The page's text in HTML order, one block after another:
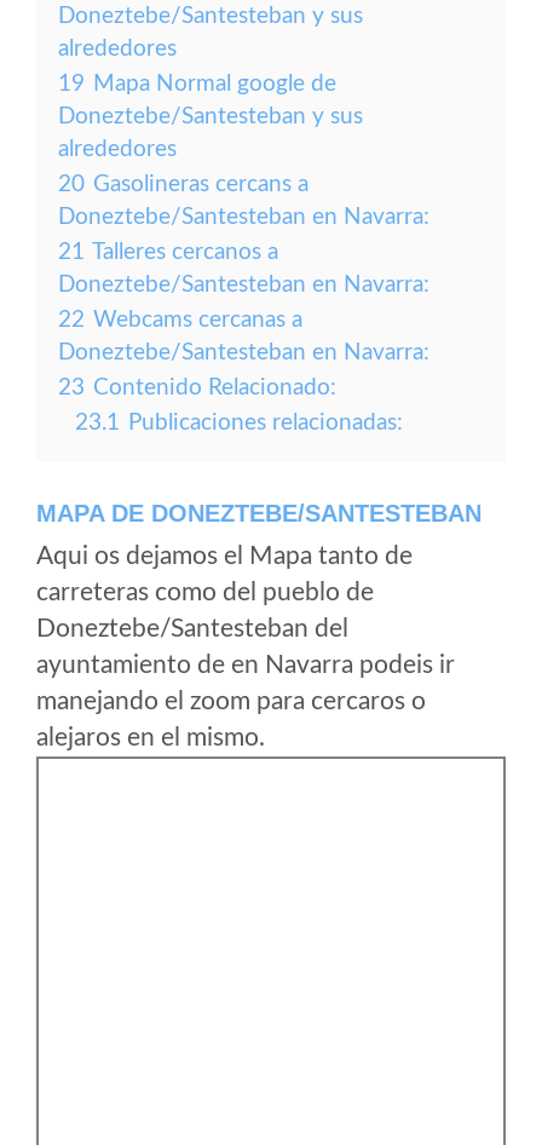
Doneztebe/Santesteban y sus
alrededores
19 Mapa Normal google de
Doneztebe/Santesteban y sus
alrededores
20 Gasolineras cercans a
Doneztebe/Santesteban en Navarra:
21 Talleres cercanos a
Doneztebe/Santesteban en Navarra:
22 Webcams cercanas a
Doneztebe/Santesteban en Navarra:
23 Contenido Relacionado:
23.1 Publicaciones relacionadas:
MAPA DE DONEZTEBE/SANTESTEBAN
Aqui os dejamos el Mapa tanto de
carreteras como del pueblo de
Doneztebe/Santesteban del
ayuntamiento de en Navarra podeis ir
manejando el zoom para cercaros o
alejaros en el mismo.